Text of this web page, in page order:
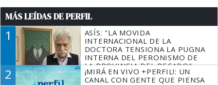
MÁS LEÍDAS DE PERFIL
1
ASÍS: "LA MOVIDA
INTERNACIONAL DE LA
DOCTORA TENSIONA LA PUGNA
INTERNA DEL PERONISMO DE
LA PROVINCIA DEL PECADO"
2
¡MIRÁ EN VIVO +PERFIL!: UN
CANAL CON GENTE QUE PIENSA